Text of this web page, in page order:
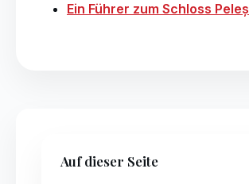
Ein Führer zum Schloss Peleș
Auf dieser Seite